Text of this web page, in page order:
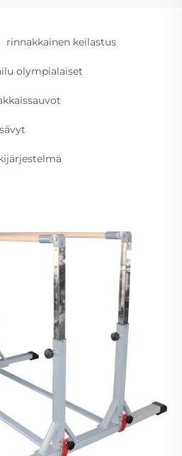
rinnakkainen keilastus
olympialaiset